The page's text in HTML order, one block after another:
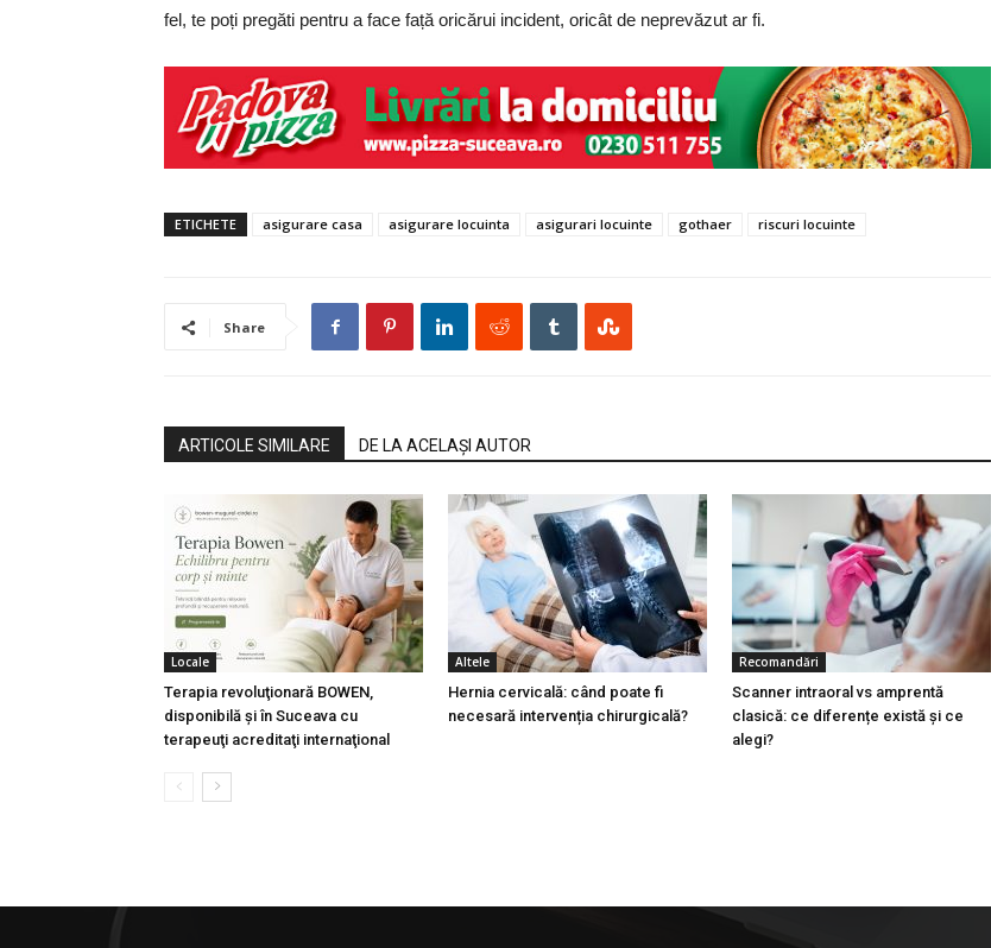
fel, te poți pregăti pentru a face față oricărui incident, oricât de neprevăzut ar fi.
ETICHETE asigurare casa asigurare locuinta asigurari locuinte gothaer riscuri locuinte
Share
ARTICOLE SIMILARE DE LA ACELAȘI AUTOR
Locale
Terapia revoluţionară BOWEN,
disponibilă şi în Suceava cu
terapeuţi acreditaţi internaţional
Altele
Hernia cervicală: când poate fi
necesară intervenția chirurgicală?
Recomandări
Scanner intraoral vs amprentă
clasică: ce diferențe există și ce
alegi?